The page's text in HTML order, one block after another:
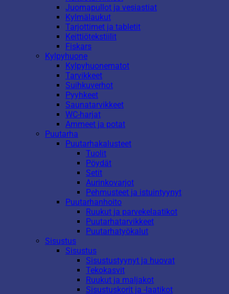
Juomapullot ja vesiastiat
Kylmälaukut
Tarjottimet ja tabletit
Keittiötekstiilit
Fiskars
Kylpyhuone
Kylpyhuonematot
Tarvikkeet
Suihkuverhot
Pyyhkeet
Saunatarvikkeet
WC-harjat
Ammeet ja potat
Puutarha
Puutarhakalusteet
Tuolit
Pöydät
Setit
Aurinkovarjot
Pehmusteet ja istuintyynyt
Puutarhanhoito
Ruukut ja parvekelaatikot
Puutarhatarvikkeet
Puutarhatyökalut
Sisustus
Sisustus
Sisustustyynyt ja huovat
Tekokasvit
Ruukut ja maljakot
Sisustuskorit ja -laatikot